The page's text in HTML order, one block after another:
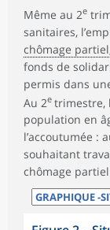
Même au 2e
sanitaires,
chômage partiel
fonds de
permis dans
Au 2e trimestre,
population en
l’accoutumée :
souhaitant
chômage